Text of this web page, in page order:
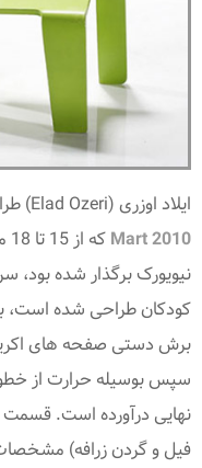
ایلاد اوزری (Elad Ozeri) طراح شرکت کننده در
Mart 2010که از 15 تا 18 ماه May در نمایشگاه
نیویورک برگذار شده بود،
کودکان طراحی شده است،
برش دستی صفحه های
سپس بوسیله حرارت از
نهایی درآورده است. قسمت
فیل و گردن زرافه) مشخصات